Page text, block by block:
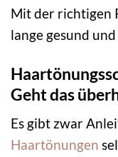
Mit der richtigen
lange gesund
Geht das
Es gibt zwar
Haartönungen